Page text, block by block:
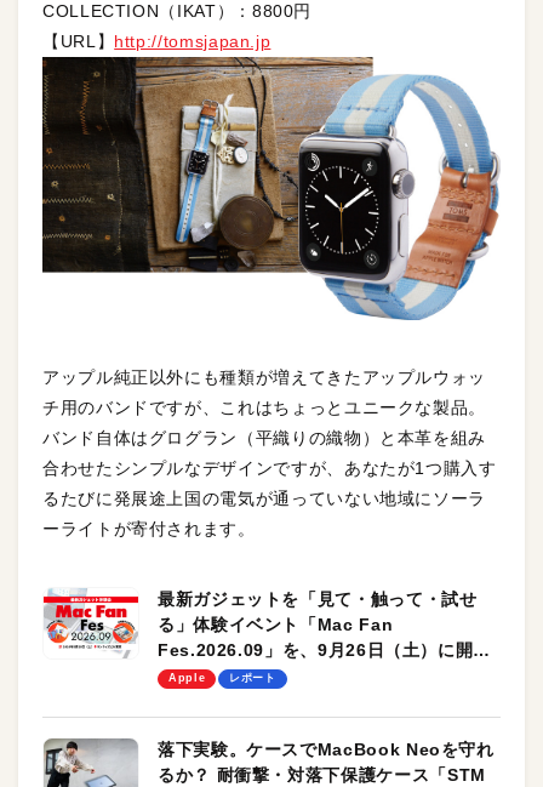
COLLECTION（IKAT）：8800円
【URL】 http://tomsjapan.jp
アップル純正以外にも種類が増えてきたアップルウォッ
チ用のバンドですが、これはちょっとユニークな製品。
バンド自体はグログラン（平織りの織物）と本革を組み
合わせたシンプルなデザインですが、あなたが1つ購入す
るたびに発展途上国の電気が通っていない地域にソーラ
ーライトが寄付されます。
最新ガジェットを「見て・触って・試せ
る」体験イベント「Mac Fan
Fes.2026.09」を、9月26日（土）に開催
します！
Apple レポート
落下実験。ケースでMacBook Neoを守れ
るか？ 耐衝撃・対落下保護ケース「STM